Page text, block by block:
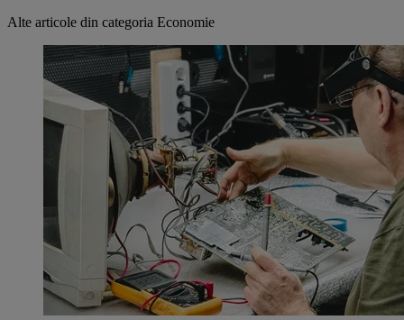
Alte articole din categoria Economie